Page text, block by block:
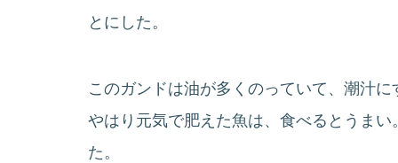
とにした。
このガンドは油が多くのっていて、潮汁
やはり元気で肥えた魚は、食べるとうま
た。